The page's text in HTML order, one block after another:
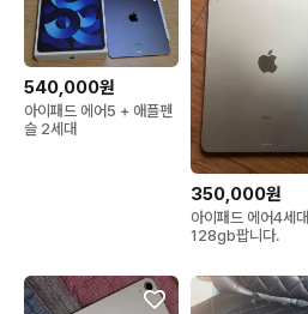
540,000원
아이패드 에어5 + 애플펜
슬 2세대
350,000원
아이패드 에어4세대
128gb팝니다.